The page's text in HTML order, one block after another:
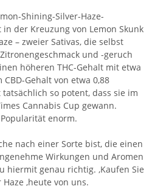
Shining-Silver-Haze-
der Kreuzung von Lemon Skunk
– zweier Sativas, die selbst
und -geruch
höheren THC-Gehalt mit etwa
Gehalt von etwa 0,88
tatsächlich so potent, dass sie im
Cannabis Cup gewann.
enorm.
nach einer Sorte bist, die einen
Wirkungen und Aromen
hiermit genau richtig. ,Kaufen Sie
,heute von uns.